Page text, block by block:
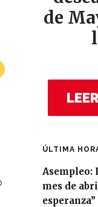
de
ÚLTIMA
Asempleo:
mes de
esperanza”